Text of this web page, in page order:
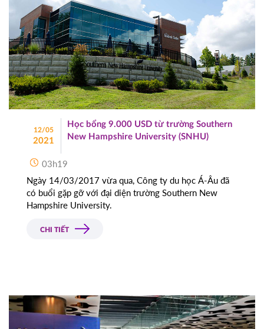
12/05
2021
Học bổng 9.000 USD từ trường Southern
New Hampshire University (SNHU)
03h19
Ngày 14/03/2017 vừa qua, Công ty du học Á-Âu đã
có buổi gặp gỡ với đại diện trường Southern New
Hampshire University.
CHI TIẾT